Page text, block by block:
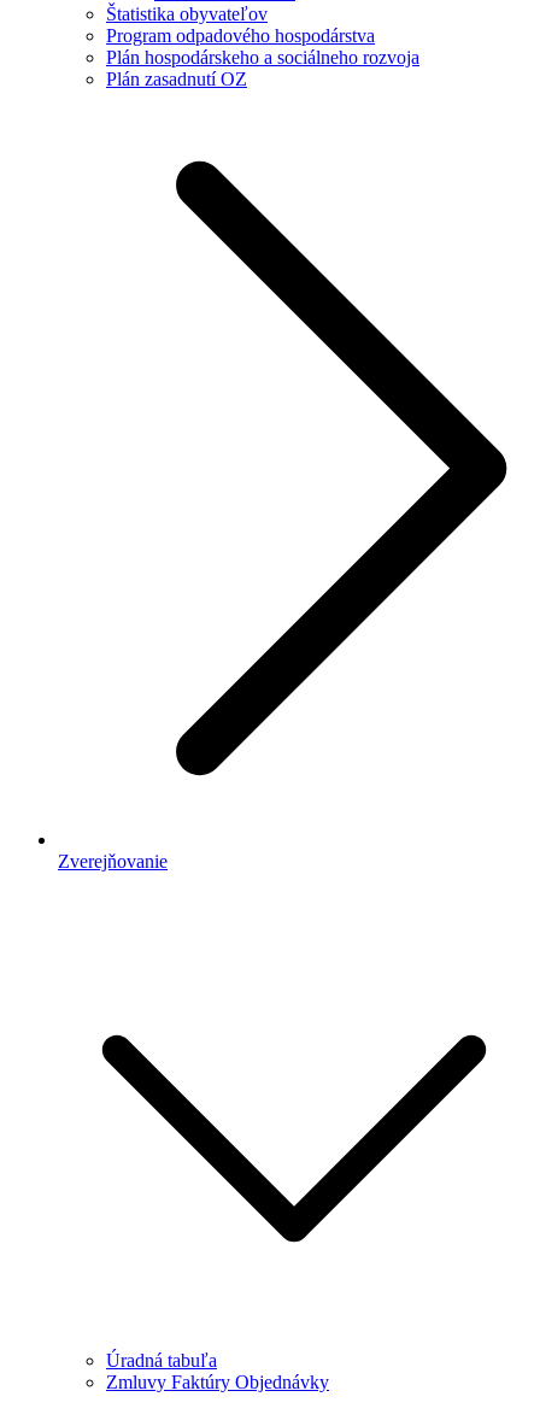
Štatistika obyvateľov
Program odpadového hospodárstva
Plán hospodárskeho a sociálneho rozvoja
Plán zasadnutí OZ
Zverejňovanie
Úradná tabuľa
Zmluvy Faktúry Objednávky